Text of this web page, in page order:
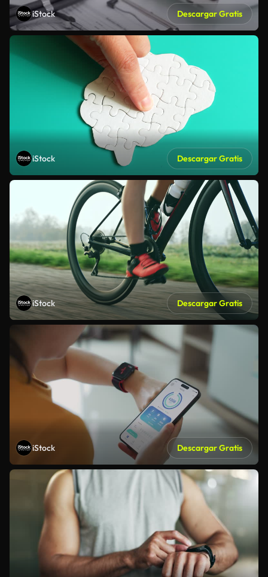
iStock Descargar Gratis
iStock Descargar Gratis
iStock Descargar Gratis
iStock Descargar Gratis